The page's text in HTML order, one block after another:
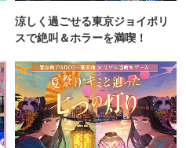
涼しく過ごせる東京ジョイポリ
スで絶叫＆ホラーを満喫！